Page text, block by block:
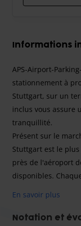
Informations
APS-Airport-
stationnement à
Stuttgart, sur un
inclus vous assure
tranquillité.
Présent sur le
Stuttgart est le
près de l'aéroport
disponibles.
l'aéroport.
En savoir plus
Notation et